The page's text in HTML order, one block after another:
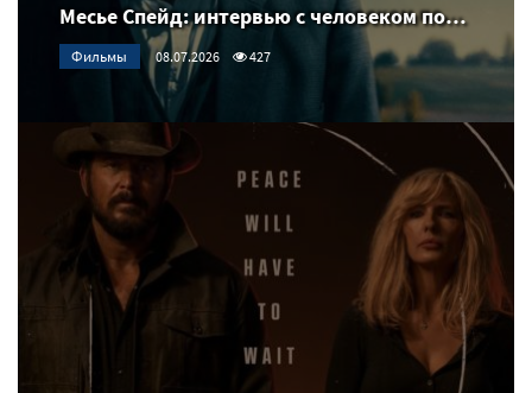
Месье Cпейд: интервью с человеком по…
Фильмы 08.07.2026 427